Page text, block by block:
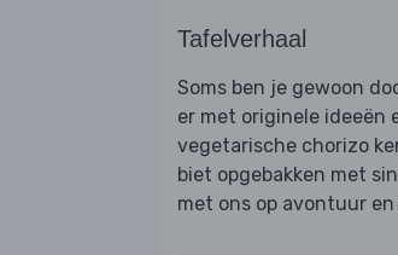
Tafelverhaal
Soms ben je gewoon
er met originele ideeën
vegetarische chorizo
biet opgebakken met
met ons op avontuur